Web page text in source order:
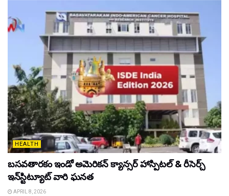
HEALTH
బసవతారకం ఇండో అమెరికన్ క్యాన్సర్ హాస్పిటల్ & రీసెర్చ్
ఇన్‌స్టిట్యూట్ వారి ఘనత
APRIL 8, 2026